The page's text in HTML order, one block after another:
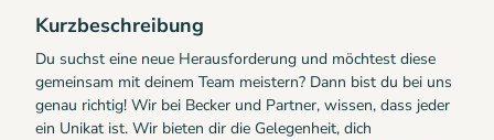
Kurzbeschreibung
Du suchst eine neue Herausforderung und möchtest diese
gemeinsam mit deinem Team meistern? Dann bist du bei uns
genau richtig! Wir bei Becker und Partner, wissen, dass jeder
ein Unikat ist. Wir bieten dir die Gelegenheit, dich